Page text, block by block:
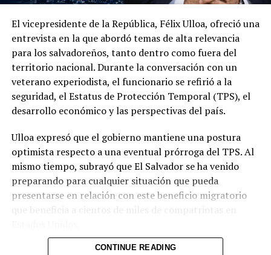
Además de la seguridad, las autoridades abordaron la
cooperación económica, comercial y tecnológica. Ambas
partes acordaron impulsar la creación de un Consejo
Binacional Empresarial orientado a promover el
comercio, la inversión y nuevas oportunidades de
desarrollo entre Colombia y El Salvador.
inteligencia artificial y transformación digital. Entre las
iniciativas mencionadas figuran la plataforma DoctorSV,
el acuerdo estratégico con Google Cloud y la
digitalización de trámites en el Centro Nacional de
Registros (CNR) y otras instituciones. Asimismo, se
habló de la tokenización y los activos digitales, áreas en
y una Comisión Nacional de Activos Digitales.
El vicepresidente de la República, Félix Ulloa, ofreció una
entrevista en la que abordó temas de alta relevancia
para los salvadoreños, tanto dentro como fuera del
territorio nacional. Durante la conversación con un
veterano experiodista, el funcionario se refirió a la
seguridad, el Estatus de Protección Temporal (TPS), el
desarrollo económico y las perspectivas del país.
Ulloa expresó que el gobierno mantiene una postura
optimista respecto a una eventual prórroga del TPS. Al
mismo tiempo, subrayó que El Salvador se ha venido
preparando para cualquier situación que pueda
presentarse en relación con este beneficio migratorio
que beneficia a cientos de miles de compatriotas en
En materia de seguridad, el vicepresidente recordó el
CONTINUE READING